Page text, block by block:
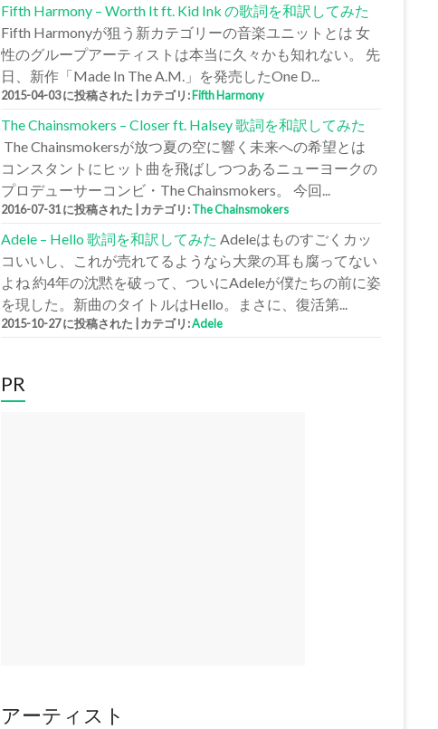
Fifth Harmony – Worth It ft. Kid Ink の歌詞を和訳してみた
Fifth Harmonyが狙う新カテゴリーの音楽ユニットとは 女
性のグループアーティストは本当に久々かも知れない。 先
日、新作「Made In The A.M.」を発売したOne D...
2015-04-03 に投稿された カテゴリ:Fifth Harmony
The Chainsmokers – Closer ft. Halsey 歌詞を和訳してみた
The Chainsmokersが放つ夏の空に響く未来への希望とは
コンスタントにヒット曲を飛ばしつつあるニューヨークの
プロデューサーコンビ・The Chainsmokers。 今回...
2016-07-31 に投稿された カテゴリ:The Chainsmokers
Adele – Hello 歌詞を和訳してみた Adeleはものすごくカッ
コいいし、これが売れてるようなら大衆の耳も腐ってない
よね 約4年の沈黙を破って、ついにAdeleが僕たちの前に姿
を現した。新曲のタイトルはHello。まさに、復活第...
2015-10-27 に投稿された カテゴリ:Adele
PR
アーティスト